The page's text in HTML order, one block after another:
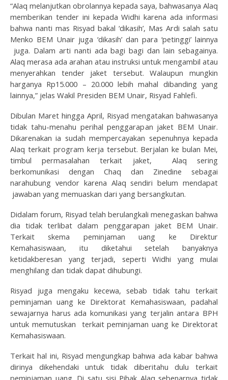
“Alaq melanjutkan obrolannya kepada saya, bahwasanya Alaq
memberikan tender ini kepada Widhi karena ada informasi
bahwa nanti mas Risyad bakal ‘dikasih’, Mas Ardi salah satu
Menko BEM Unair juga ‘dikasih’ dan para ‘petinggi’ lainnya
juga. Dalam arti nanti ada bagi bagi dan lain sebagainya.
Alaq merasa ada arahan atau instruksi untuk mengambil atau
menyerahkan tender jaket tersebut. Walaupun mungkin
harganya Rp15.000 – 20.000 lebih mahal dibanding yang
lainnya,” jelas Wakil Presiden BEM Unair, Risyad Fahlefi.
Dibulan Maret hingga April, Risyad mengatakan bahwasanya
tidak tahu-menahu perihal penggarapan jaket BEM Unair.
Dikarenakan ia sudah mempercayakan sepenuhnya kepada
Alaq terkait program kerja tersebut. Berjalan ke bulan Mei,
timbul permasalahan terkait jaket, Alaq sering
berkomunikasi dengan Chaq dan Zinedine sebagai
narahubung vendor karena Alaq sendiri belum mendapat
jawaban yang memuaskan dari yang bersangkutan.
Didalam forum, Risyad telah berulangkali menegaskan bahwa
dia tidak terlibat dalam penggarapan jaket BEM Unair.
Terkait skema peminjaman uang ke Direktur
Kemahasiswaan, itu diketahui setelah banyaknya
ketidakberesan yang terjadi, seperti Widhi yang mulai
menghilang dan tidak dapat dihubungi.
Risyad juga mengaku kecewa, sebab tidak tahu terkait
peminjaman uang ke Direktorat Kemahasiswaan, padahal
sewajarnya harus ada komunikasi yang terjalin antara BPH
untuk memutuskan terkait peminjaman uang ke Direktorat
Kemahasiswaan.
Terkait hal ini, Risyad mengungkap bahwa ada kabar bahwa
dirinya dikehendaki untuk tidak diberitahu dulu terkait